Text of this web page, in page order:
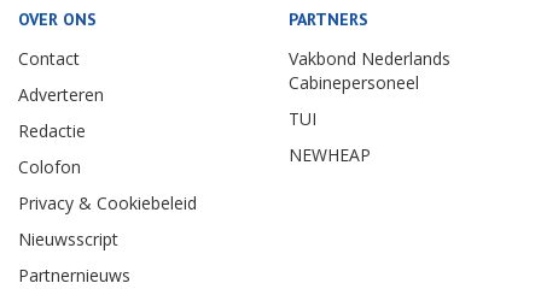
OVER ONS
Contact
Adverteren
Redactie
Colofon
Privacy & Cookiebeleid
Nieuwsscript
Partnernieuws
PARTNERS
Vakbond Nederlands
Cabinepersoneel
TUI
NEWHEAP